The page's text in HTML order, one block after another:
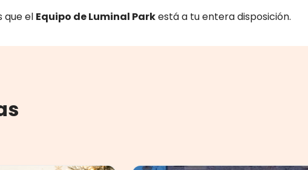
que el Equipo de Luminal Parkestá a tu entera disposición.